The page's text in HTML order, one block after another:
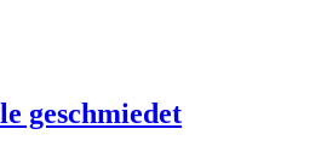
geschmiedet